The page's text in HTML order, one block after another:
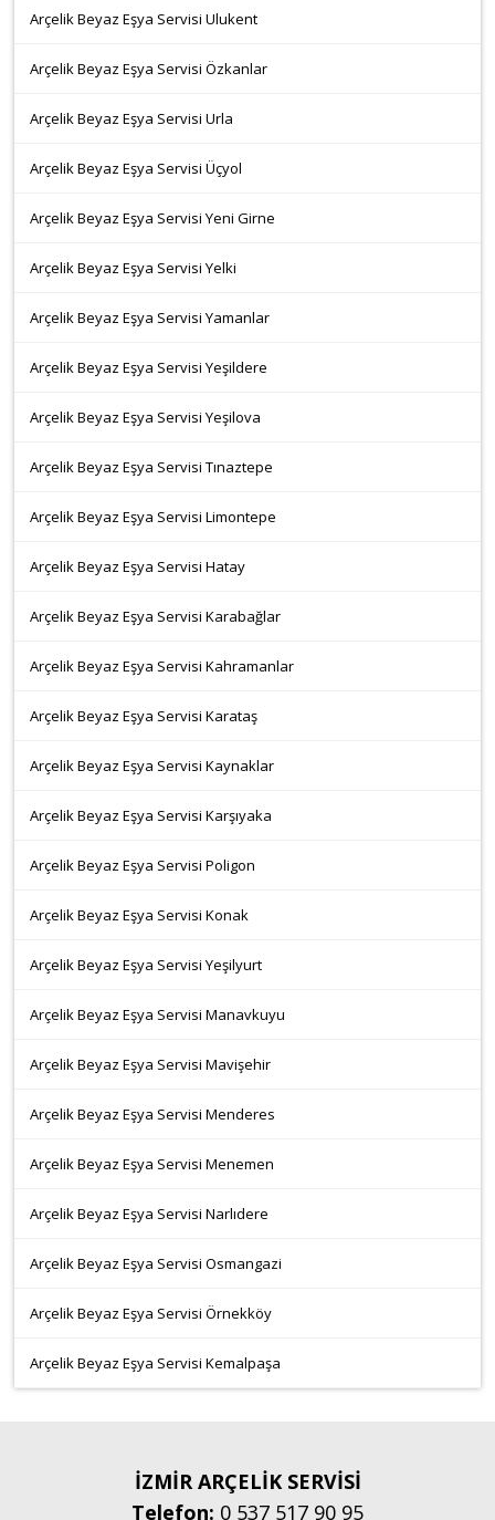
Arçelik Beyaz Eşya Servisi Ulukent
Arçelik Beyaz Eşya Servisi Özkanlar
Arçelik Beyaz Eşya Servisi Urla
Arçelik Beyaz Eşya Servisi Üçyol
Arçelik Beyaz Eşya Servisi Yeni Girne
Arçelik Beyaz Eşya Servisi Yelki
Arçelik Beyaz Eşya Servisi Yamanlar
Arçelik Beyaz Eşya Servisi Yeşildere
Arçelik Beyaz Eşya Servisi Yeşilova
Arçelik Beyaz Eşya Servisi Tınaztepe
Arçelik Beyaz Eşya Servisi Limontepe
Arçelik Beyaz Eşya Servisi Hatay
Arçelik Beyaz Eşya Servisi Karabağlar
Arçelik Beyaz Eşya Servisi Kahramanlar
Arçelik Beyaz Eşya Servisi Karataş
Arçelik Beyaz Eşya Servisi Kaynaklar
Arçelik Beyaz Eşya Servisi Karşıyaka
Arçelik Beyaz Eşya Servisi Poligon
Arçelik Beyaz Eşya Servisi Konak
Arçelik Beyaz Eşya Servisi Yeşilyurt
Arçelik Beyaz Eşya Servisi Manavkuyu
Arçelik Beyaz Eşya Servisi Mavişehir
Arçelik Beyaz Eşya Servisi Menderes
Arçelik Beyaz Eşya Servisi Menemen
Arçelik Beyaz Eşya Servisi Narlıdere
Arçelik Beyaz Eşya Servisi Osmangazi
Arçelik Beyaz Eşya Servisi Örnekköy
Arçelik Beyaz Eşya Servisi Kemalpaşa
İZMİR ARÇELİK SERVİSİ
Telefon: 0 537 517 90 95